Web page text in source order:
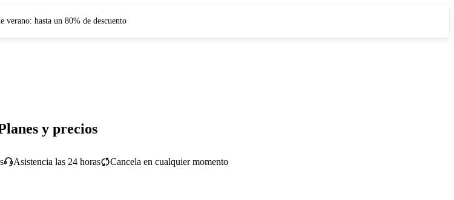
verano: hasta un 80% de descuento
y precios
Asistencia las 24 horas Cancela en cualquier momento